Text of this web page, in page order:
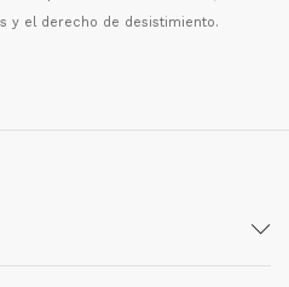
y el derecho de desistimiento.